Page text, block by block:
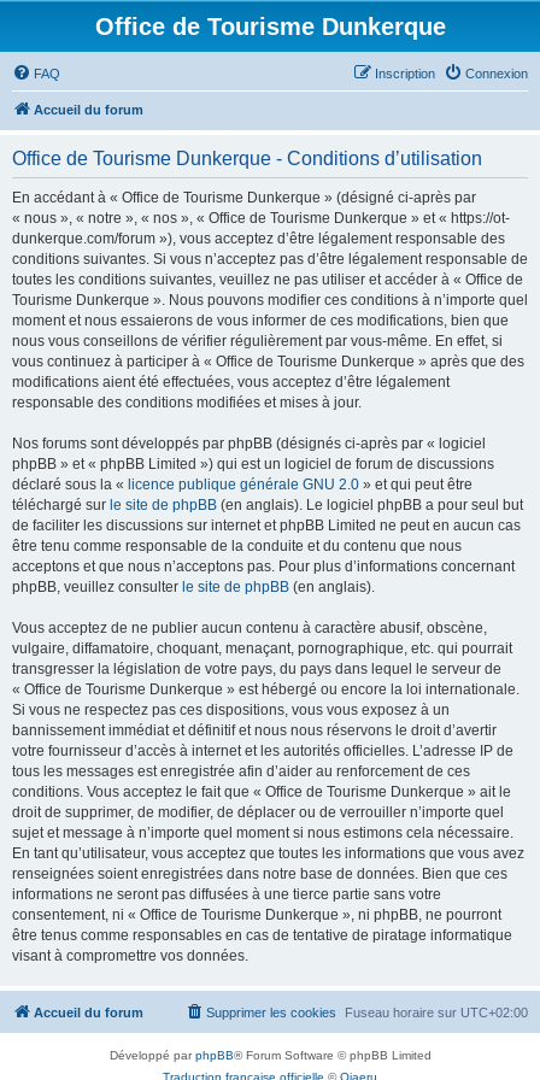
Office de Tourisme Dunkerque
FAQ Connexion
Inscription
Accueil du forum
Office de Tourisme Dunkerque - Conditions d’utilisation
En accédant à « Office de Tourisme Dunkerque » (désigné ci-après par
« nous », « notre », « nos », « Office de Tourisme Dunkerque » et « https://ot-
dunkerque.com/forum »), vous acceptez d’être légalement responsable des
conditions suivantes. Si vous n’acceptez pas d’être légalement responsable de
toutes les conditions suivantes, veuillez ne pas utiliser et accéder à « Office de
Tourisme Dunkerque ». Nous pouvons modifier ces conditions à n’importe quel
moment et nous essaierons de vous informer de ces modifications, bien que
nous vous conseillons de vérifier régulièrement par vous-même. En effet, si
vous continuez à participer à « Office de Tourisme Dunkerque » après que des
modifications aient été effectuées, vous acceptez d’être légalement
responsable des conditions modifiées et mises à jour.
Nos forums sont développés par phpBB (désignés ci-après par « logiciel
phpBB » et « phpBB Limited ») qui est un logiciel de forum de discussions
déclaré sous la « licence publique générale GNU 2.0 » et qui peut être
téléchargé sur le site de phpBB (en anglais). Le logiciel phpBB a pour seul but
de faciliter les discussions sur internet et phpBB Limited ne peut en aucun cas
être tenu comme responsable de la conduite et du contenu que nous
acceptons et que nous n’acceptons pas. Pour plus d’informations concernant
phpBB, veuillez consulter le site de phpBB (en anglais).
Vous acceptez de ne publier aucun contenu à caractère abusif, obscène,
vulgaire, diffamatoire, choquant, menaçant, pornographique, etc. qui pourrait
transgresser la législation de votre pays, du pays dans lequel le serveur de
« Office de Tourisme Dunkerque » est hébergé ou encore la loi internationale.
Si vous ne respectez pas ces dispositions, vous vous exposez à un
bannissement immédiat et définitif et nous nous réservons le droit d’avertir
votre fournisseur d’accès à internet et les autorités officielles. L’adresse IP de
tous les messages est enregistrée afin d’aider au renforcement de ces
conditions. Vous acceptez le fait que « Office de Tourisme Dunkerque » ait le
droit de supprimer, de modifier, de déplacer ou de verrouiller n’importe quel
sujet et message à n’importe quel moment si nous estimons cela nécessaire.
En tant qu’utilisateur, vous acceptez que toutes les informations que vous avez
renseignées soient enregistrées dans notre base de données. Bien que ces
informations ne seront pas diffusées à une tierce partie sans votre
consentement, ni « Office de Tourisme Dunkerque », ni phpBB, ne pourront
être tenus comme responsables en cas de tentative de piratage informatique
visant à compromettre vos données.
Accueil du forum Fuseau horaire sur UTC+02:00
Supprimer les cookies
Développé parphpBB® Forum Software © phpBB Limited
Traduction française officielle ©Qiaeru